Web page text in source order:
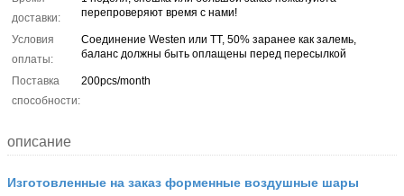
доставки:
перепроверяют время с нами!
Условия
оплаты:
Соединение Westen или TT, 50% заранее как залемь,
баланс должны быть оплащены перед пересылкой
Поставка
способности:
200pcs/month
описание
Изготовленные на заказ форменные воздушные шары